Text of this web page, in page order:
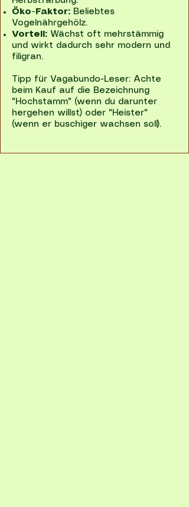
Öko-Faktor: Beliebtes
Vogelnährgehölz.
Vorteil: Wächst oft mehrstämmig
und wirkt dadurch sehr modern und
filigran.
Tipp für Vagabundo-Leser: Achte
beim Kauf auf die Bezeichnung
"Hochstamm" (wenn du darunter
hergehen willst) oder "Heister"
(wenn er buschiger wachsen soll).